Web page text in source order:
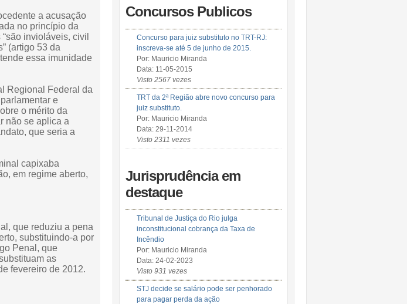
a acusação
no princípio da
invioláveis, civil
(artigo 53 da
essa imunidade
Regional Federal da
e
o mérito da
não se aplica a
que seria a
capixaba
em regime aberto,
que reduziu a pena
substituindo-a por
Penal, que
as
fevereiro de 2012.
Concursos Publicos
Concurso para juiz substituto no TRT-RJ:
inscreva-se até 5 de junho de 2015.
Por: Mauricio Miranda
Data: 11-05-2015
Visto 2567 vezes
TRT da 2ª Região abre novo concurso para
juiz substituto.
Por: Mauricio Miranda
Data: 29-11-2014
Visto 2311 vezes
Jurisprudência em
destaque
Tribunal de Justiça do Rio julga
inconstitucional cobrança da Taxa de
Incêndio
Por: Mauricio Miranda
Data: 24-02-2023
Visto 931 vezes
STJ decide se salário pode ser penhorado
para pagar perda da ação